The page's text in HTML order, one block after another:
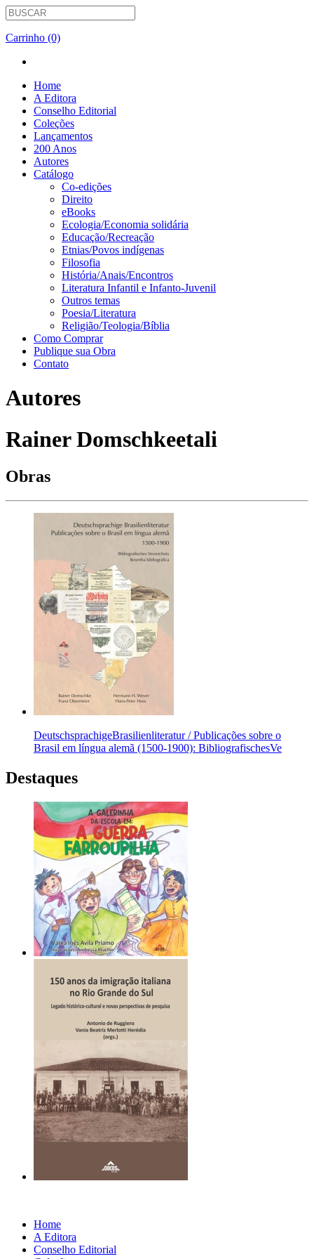
Carrinho (0)
Home
A Editora
Conselho Editorial
Coleções
Lançamentos
200 Anos
Autores
Catálogo
Co-edições
Direito
eBooks
Ecologia/Economia solidária
Educação/Recreação
Etnias/Povos indígenas
Filosofia
História/Anais/Encontros
Literatura Infantil e Infanto-Juvenil
Outros temas
Poesia/Literatura
Religião/Teologia/Bíblia
Como Comprar
Publique sua Obra
Contato
Autores
Rainer Domschkeetali
Obras
DeutschsprachigeBrasilienliteratur / Publicações sobre o
Brasil em língua alemã (1500-1900): BibliografischesVe
Destaques
Home
A Editora
Conselho Editorial